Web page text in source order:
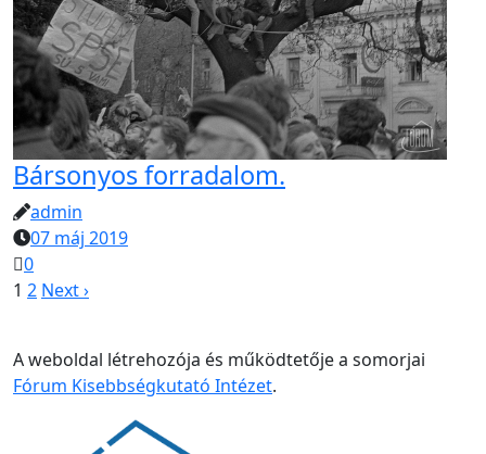
Bársonyos forradalom.
admin
07 máj 2019
0
1 2 Next ›
A weboldal létrehozója és működtetője a somorjai
Fórum Kisebbségkutató Intézet.